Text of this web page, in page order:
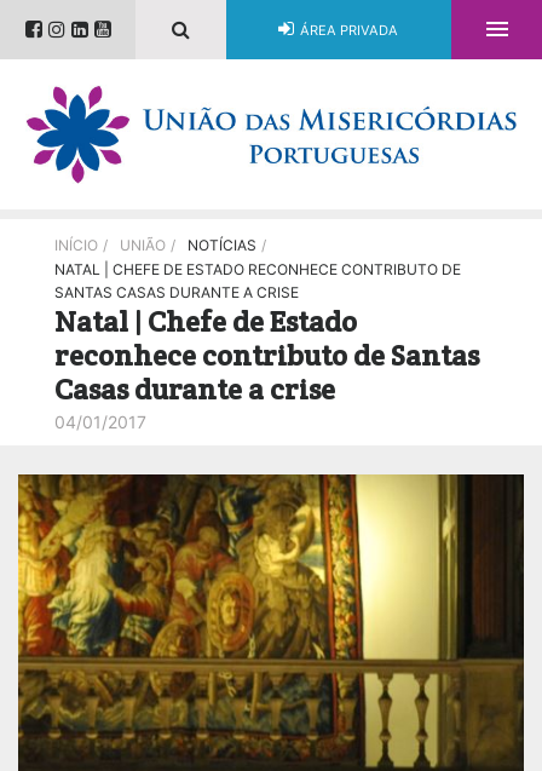
ÁREA PRIVADA 
INÍCIO / UNIÃO / NOTÍCIAS /
NATAL | CHEFE DE ESTADO RECONHECE CONTRIBUTO DE
SANTAS CASAS DURANTE A CRISE
Natal | Chefe de Estado
reconhece contributo de Santas
Casas durante a crise
04/01/2017